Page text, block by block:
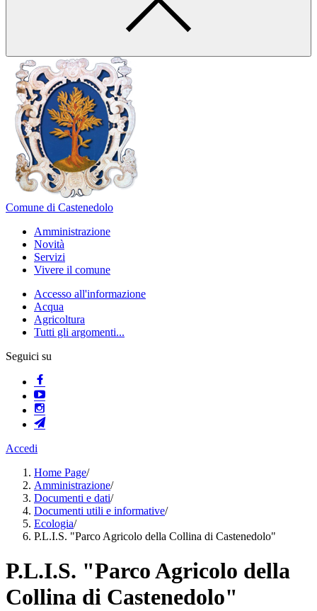
Comune di Castenedolo
Amministrazione
Novità
Servizi
Vivere il comune
Accesso all'informazione
Acqua
Agricoltura
Tutti gli argomenti...
Seguici su
Accedi
Home Page/
Amministrazione/
Documenti e dati/
Documenti utili e informative/
Ecologia/
P.L.I.S. "Parco Agricolo della Collina di Castenedolo"
P.L.I.S. "Parco Agricolo della
Collina di Castenedolo"